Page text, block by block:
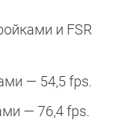
и FSR
— 54,5 fps.
— 76,4 fps.